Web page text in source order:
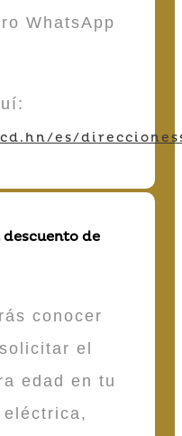
WhatsApp
es/
de
conocer
el
edad en tu